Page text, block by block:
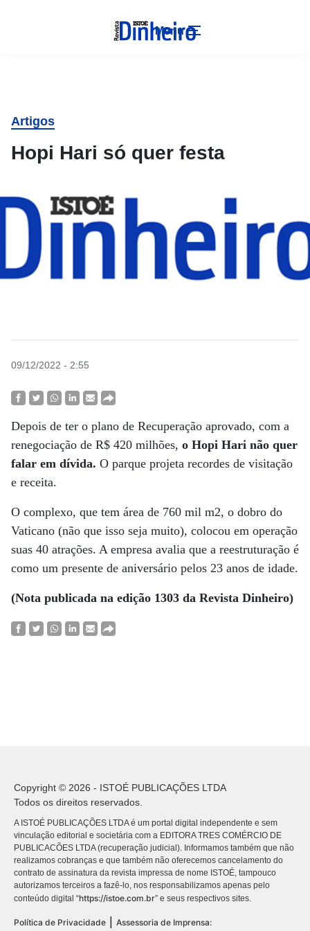
Menu
Artigos
Hopi Hari só quer festa
09/12/2022 - 2:55
Depois de ter o plano de Recuperação aprovado, com a
renegociação de R$ 420 milhões, o Hopi Hari não quer
falar em dívida. O parque projeta recordes de visitação
e receita.
O complexo, que tem área de 760 mil m2, o dobro do
Vaticano (não que isso seja muito), colocou em operação
suas 40 atrações. A empresa avalia que a reestruturação é
como um presente de aniversário pelos 23 anos de idade.
(Nota publicada na edição 1303 da Revista Dinheiro)
Copyright © 2026 - ISTOÉ PUBLICAÇÕES LTDA
Todos os direitos reservados.
A ISTOÉ PUBLICAÇÕES LTDA é um portal digital independente e sem
vinculação editorial e societária com a EDITORA TRES COMÉRCIO DE
PUBLICACÕES LTDA (recuperação judicial). Informamos também que não
realizamos cobranças e que também não oferecemos cancelamento do
contrato de assinatura da revista impressa de nome ISTOÉ, tampouco
autorizamos terceiros a fazê-lo, nos responsabilizamos apenas pelo
conteúdo digital “https://istoe.com.br” e seus respectivos sites.
Política de Privacidade Assessoria de Imprensa: